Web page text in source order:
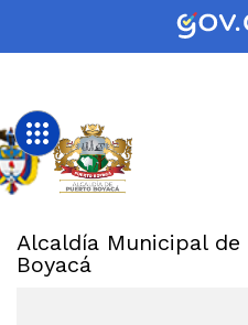
Alcaldía Municipal de
Boyacá